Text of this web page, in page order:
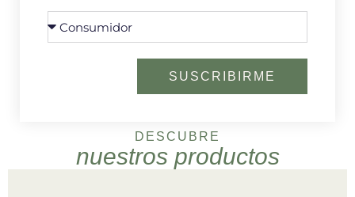
SUSCRIBIRME
DESCUBRE
nuestros productos